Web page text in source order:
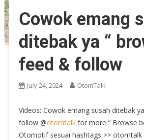
Cowok emang
ditebak ya “
feed & follow
July 24, 2024 OtomTalk
Videos: Cowok emang susah ditebak
follow @otomtalkfor more “ Browse
Otomotif sesuai hashtags >> otomtalk